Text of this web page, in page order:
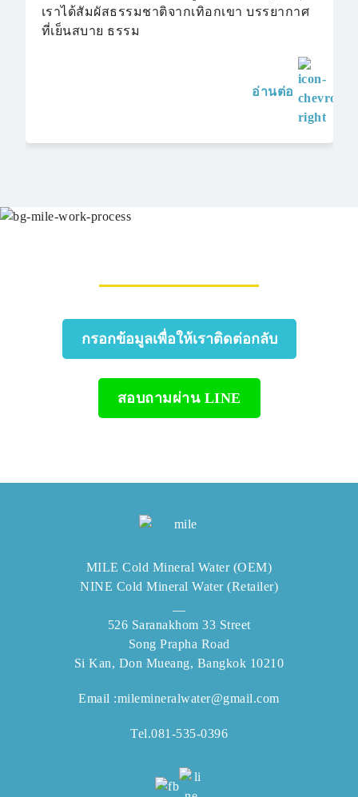
เราได้สัมผัสธรรมชาติจากเทิอกเขา บรรยากาศ
ที่เย็นสบาย ธรรม
อ่านต่อ
กรอกข้อมูลเพื่อให้เราติดต่อกลับ
สอบถามผ่าน LINE
MILE Cold Mineral Water (OEM)
NINE Cold Mineral Water (Retailer)
526 Saranakhom 33 Street
Song Prapha Road
Si Kan, Don Mueang, Bangkok 10210
Email :milemineralwater@gmail.com
Tel.081-535-0396
หน้าหลัก
น้ำแร่ OEM สำหรับคาเฟ่ และร้านกาแฟ